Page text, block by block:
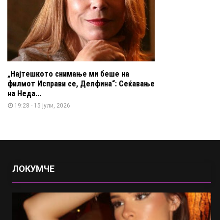
„Најтешкото снимање ми беше на
филмот Исправи се, Делфина“: Сеќавање
на Неда...
19:28 - 15 јули, 2026
ЛОКУМЧЕ